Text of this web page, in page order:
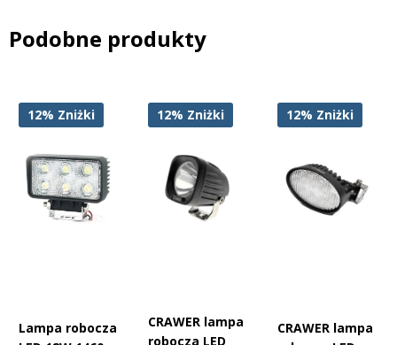
rolniczych i terenowych. Tłumienie zakłóceń EMC klasy CISPR 4
eliminuje ryzyko interferencji z radiem i elektroniką, a wysokiej
kompatybilność z Massey Ferguson, Claas, JCB i New
Holland
Podczas opracowywania tego modelu firma CRAWER
New Holland:
84254566
Podobne produkty
12% Zniżki
Lampa robocza
12% Zniżki
CRAWER lampa
robocza LED
12% Zniżki
CRAWER lampa